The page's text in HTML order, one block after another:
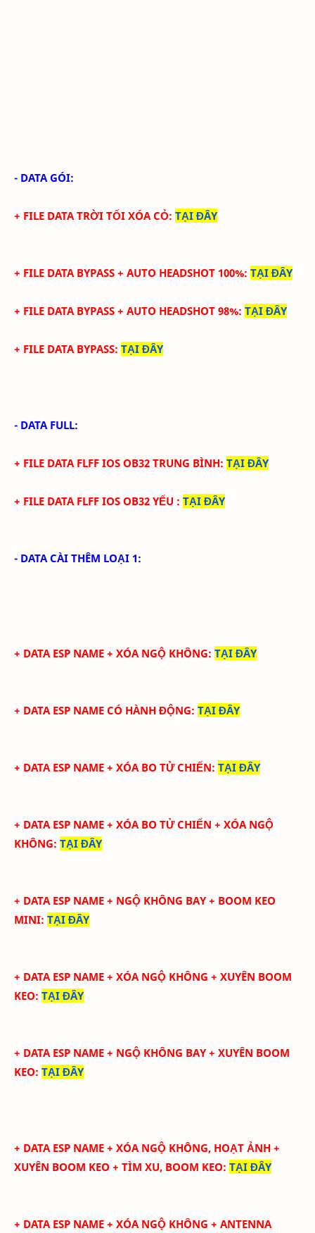
- DATA GÓI:
+ FILE DATA TRỜI TỐI XÓA CỎ: TẠI ĐÂY
+ FILE DATA BYPASS + AUTO HEADSHOT 100%: TẠI ĐÂY
+ FILE DATA BYPASS + AUTO HEADSHOT 98%: TẠI ĐÂY
+ FILE DATA BYPASS: TẠI ĐÂY
- DATA FULL:
+ FILE DATA FLFF IOS OB32 TRUNG BÌNH: TẠI ĐÂY
+ FILE DATA FLFF IOS OB32 YẾU : TẠI ĐÂY
- DATA CÀI THÊM LOẠI 1:
+ DATA ESP NAME + XÓA NGỘ KHÔNG: TẠI ĐÂY
+ DATA ESP NAME CÓ HÀNH ĐỘNG: TẠI ĐÂY
+ DATA ESP NAME + XÓA BO TỬ CHIẾN: TẠI ĐÂY
+ DATA ESP NAME + XÓA BO TỬ CHIẾN + XÓA NGỘ
KHÔNG: TẠI ĐÂY
+ DATA ESP NAME + NGỘ KHÔNG BAY + BOOM KEO
MINI: TẠI ĐÂY
+ DATA ESP NAME + XÓA NGỘ KHÔNG + XUYÊN BOOM
KEO: TẠI ĐÂY
+ DATA ESP NAME + NGỘ KHÔNG BAY + XUYÊN BOOM
KEO: TẠI ĐÂY
+ DATA ESP NAME + XÓA NGỘ KHÔNG, HOẠT ẢNH +
XUYÊN BOOM KEO + TÌM XU, BOOM KEO: TẠI ĐÂY
+ DATA ESP NAME + XÓA NGỘ KHÔNG + ANTENNA